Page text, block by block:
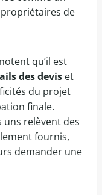
de
qu’il est
des devis et
du projet
finale.
uns relèvent des
fournis,
demander une